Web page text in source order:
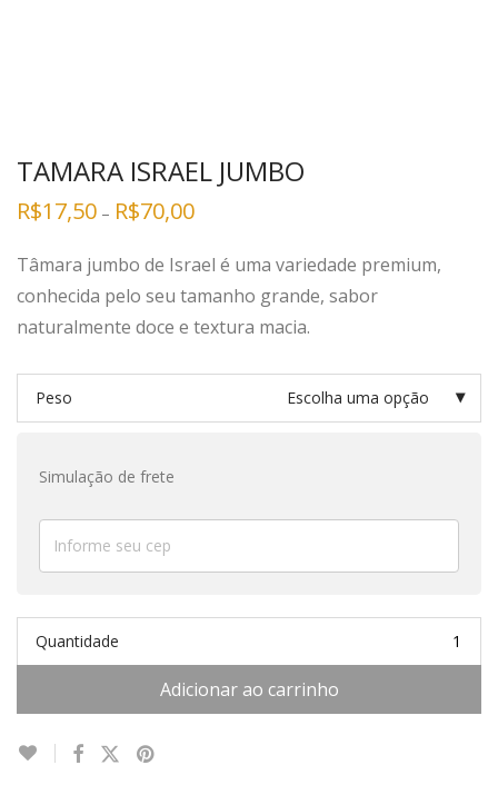
TAMARA ISRAEL JUMBO
R$17,50 – R$70,00
Tâmara jumbo de Israel é uma variedade premium,
conhecida pelo seu tamanho grande, sabor
naturalmente doce e textura macia.
Peso Escolha uma opção
Simulação de frete
Quantidade
Adicionar ao carrinho